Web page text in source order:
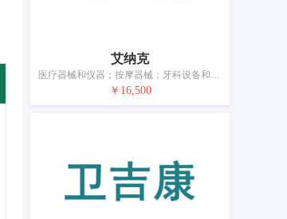
艾纳克
医疗器械和仪器；按摩器械；牙科设备和仪器；电疗器械；口罩；奶瓶；性玩具；人造外科移植物；矫形用物品；缝合材料
￥16,500